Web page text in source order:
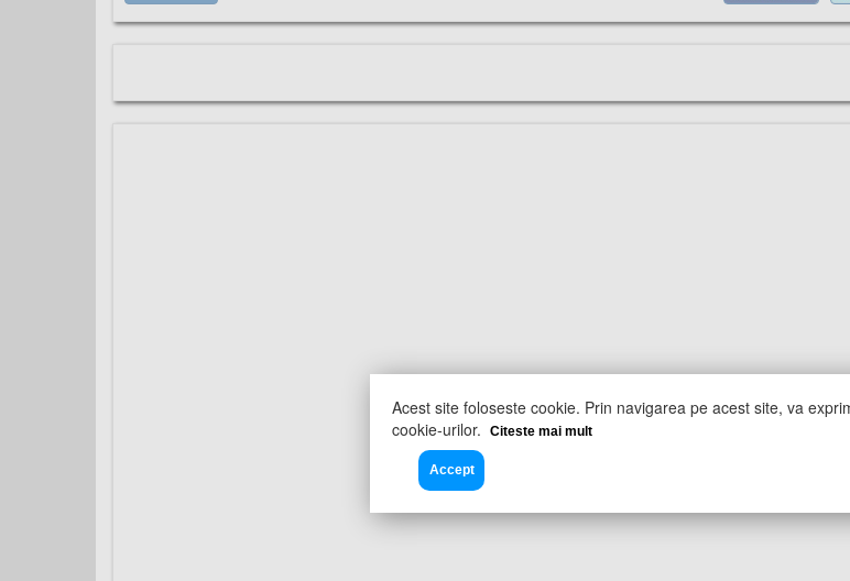
Acest site foloseste cookie. Prin navigarea pe acest site, va
cookie-urilor.
Citeste mai mult
Accept